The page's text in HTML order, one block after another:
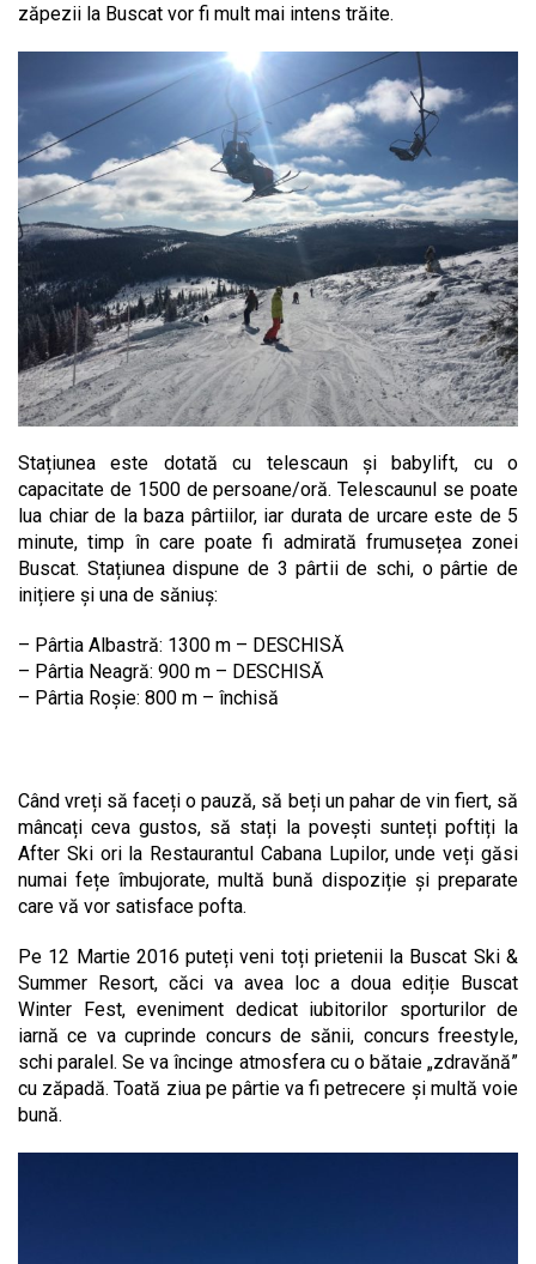
zăpezii la Buscat vor fi mult mai intens trăite.
Stațiunea este dotată cu telescaun și babylift, cu o
capacitate de 1500 de persoane/oră. Telescaunul se poate
lua chiar de la baza pârtiilor, iar durata de urcare este de 5
minute, timp în care poate fi admirată frumusețea zonei
Buscat. Stațiunea dispune de 3 pârtii de schi, o pârtie de
inițiere și una de săniuș:
– Pârtia Albastră: 1300 m – DESCHISĂ
– Pârtia Neagră: 900 m – DESCHISĂ
– Pârtia Roșie: 800 m – închisă
Când vreți să faceți o pauză, să beți un pahar de vin fiert, să
mâncați ceva gustos, să stați la povești sunteți poftiți la
After Ski ori la Restaurantul Cabana Lupilor, unde veți găsi
numai fețe îmbujorate, multă bună dispoziție și preparate
care vă vor satisface pofta.
Pe 12 Martie 2016 puteți veni toți prietenii la Buscat Ski &
Summer Resort, căci va avea loc a doua ediție Buscat
Winter Fest, eveniment dedicat iubitorilor sporturilor de
iarnă ce va cuprinde concurs de sănii, concurs freestyle,
schi paralel. Se va încinge atmosfera cu o bătaie „zdravănă”
cu zăpadă. Toată ziua pe pârtie va fi petrecere și multă voie
bună.